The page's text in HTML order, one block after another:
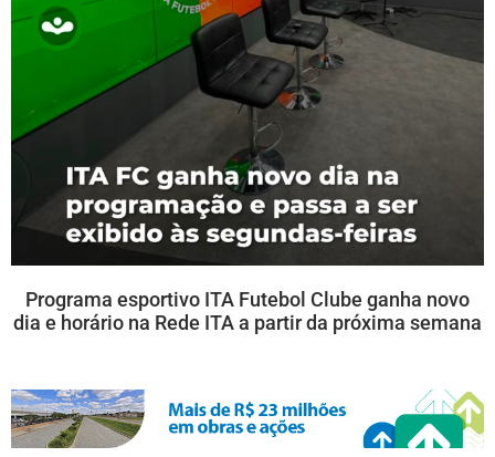
Programa esportivo ITA Futebol Clube ganha novo
dia e horário na Rede ITA a partir da próxima semana